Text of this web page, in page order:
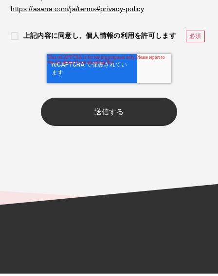
https://asana.com/ja/terms#privacy-policy
上記内容に同意し、個人情報の利用を許可します